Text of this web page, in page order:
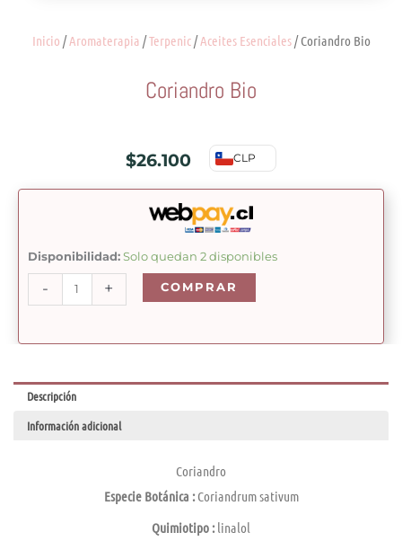
Inicio /Aromaterapia /Terpenic/Aceites Esenciales/ Coriandro Bio
Coriandro Bio
$26.100 CLP
Disponibilidad: Solo quedan 2 disponibles
-
Coriandro
Bio
cantidad
+ COMPRAR
Descripción
Información adicional
Coriandro
Especie Botánica :Coriandrum sativum
Quimiotipo :linalol